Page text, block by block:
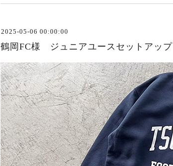
2025-05-06 00:00:00
鶴岡FC様 ジュニアユースセットアップ